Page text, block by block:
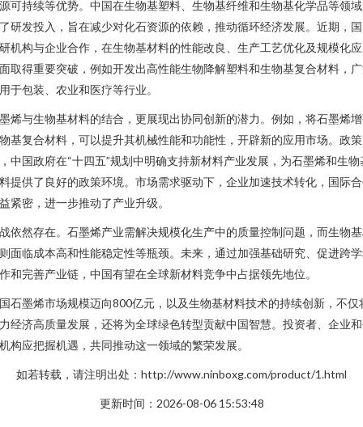
可持续等优势。中国在生物基塑料、生物基纤维和生物基化学品等领
研发投入，旨在减少对化石资源的依赖，推动循环经济发展。近期，
机构与企业合作，在生物基材料的性能改良、生产工艺优化及规模化
取得重要突破，例如开发出高性能生物降解塑料和生物基复合材料，
于包装、农业和医疗等行业。
烯与生物基材料的结合，更展现出协同创新的潜力。例如，将石墨烯
基复合材料，可以提升其机械性能和功能性，开辟新的应用市场。政
中国政府在“十四五”规划中明确支持新材料产业发展，为石墨烯和生物
提供了良好的政策环境。市场需求驱动下，企业加速技术转化，国际
紧密，进一步推动了产业升级。
依然存在。石墨烯产业需解决规模化生产中的质量控制问题，而生物
面临成本高和性能稳定性等瓶颈。未来，通过加强基础研究、促进跨
和完善产业链，中国有望在全球新材料竞争中占据领先地位。
石墨烯市场规模迈向800亿元，以及生物基材料技术的持续创新，不仅
经济高质量发展，还将为全球绿色转型贡献中国智慧。投资者、企业
构应把握机遇，共同推动这一领域的繁荣发展。
如若转载，请注明出处：http://www.ninboxg.com/product/1.html
更新时间：2026-08-06 15:53:48